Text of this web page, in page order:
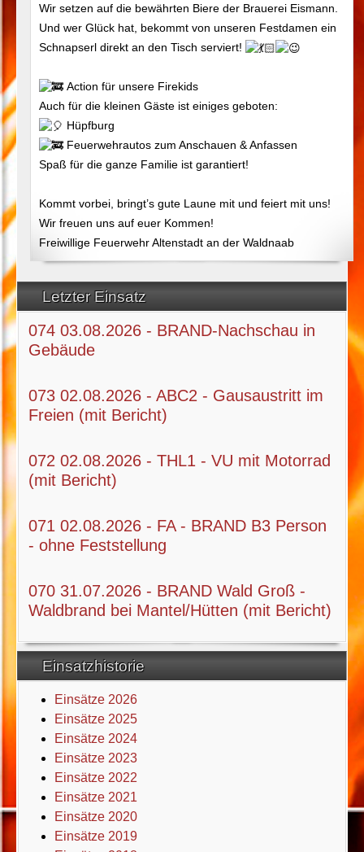
Letzter Einsatz
074 03.08.2026 - BRAND-Nachschau in
Gebäude
073 02.08.2026 - ABC2 - Gausaustritt im
Freien (mit Bericht)
072 02.08.2026 - THL1 - VU mit Motorrad
(mit Bericht)
071 02.08.2026 - FA - BRAND B3 Person
- ohne Feststellung
070 31.07.2026 - BRAND Wald Groß -
Waldbrand bei Mantel/Hütten (mit Bericht)
Einsatzhistorie
Einsätze 2026
Einsätze 2025
Einsätze 2024
Einsätze 2023
Einsätze 2022
Einsätze 2021
Einsätze 2020
Einsätze 2019
Wir setzen auf die bewährten Biere der Brauerei Eismann.
Und wer Glück hat, bekommt von unseren Festdamen ein
Schnapserl direkt an den Tisch serviert!
Action für unsere Firekids
Auch für die kleinen Gäste ist einiges geboten:
Hüpfburg
Feuerwehrautos zum Anschauen & Anfassen
Spaß für die ganze Familie ist garantiert!
Kommt vorbei, bringt’s gute Laune mit und feiert mit uns!
Wir freuen uns auf euer Kommen!
Freiwillige Feuerwehr Altenstadt an der Waldnaab